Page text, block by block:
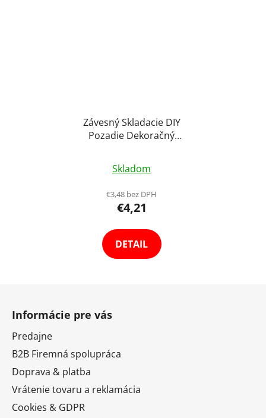
Závesný Skladacie DIY
Pozadie Dekoračný
Zrkadlový Efekt Výber
Farieb
Skladom
€3,48 bez DPH
€4,21
DETAIL
Informácie pre vás
Predajne
B2B Firemná spolupráca
Doprava & platba
Vrátenie tovaru a reklamácia
Cookies & GDPR